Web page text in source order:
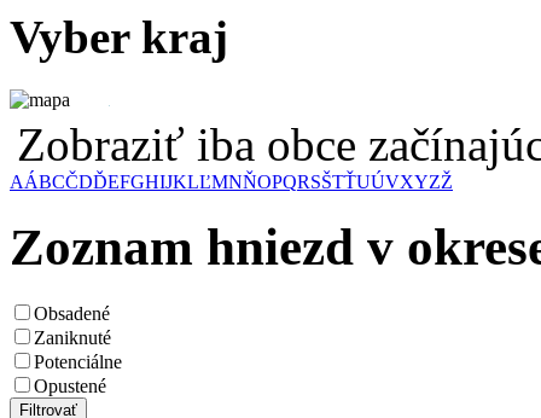
Vyber kraj
Zobraziť iba obce
AÁBCČDĎEFGHIJKLĽMNŇOPQRSŠTŤUÚVXYZŽ
Zoznam hniezd v
Obsadené
Zaniknuté
Potenciálne
Opustené